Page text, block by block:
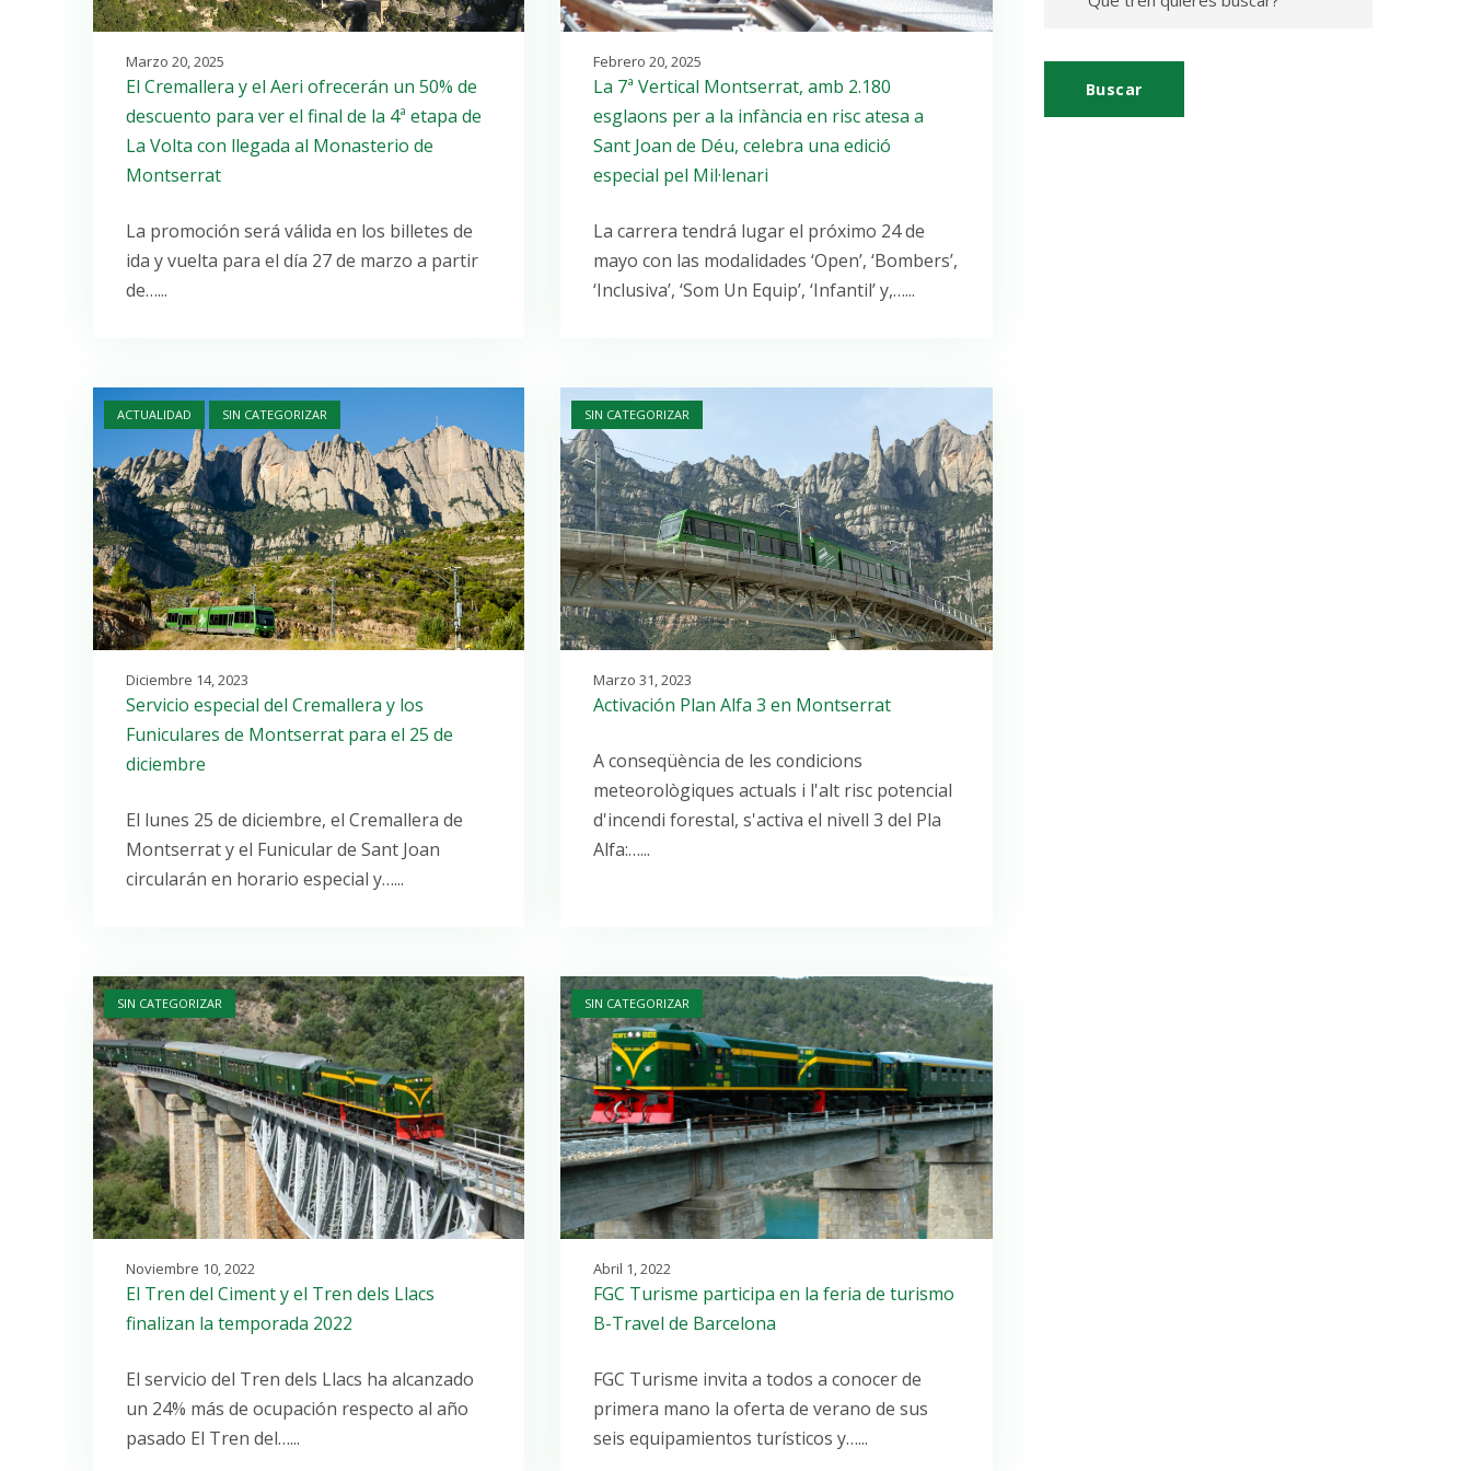
Marzo 20, 2025
El Cremallera y el Aeri ofrecerán un 50% de
descuento para ver el final de la 4ª etapa de
La Volta con llegada al Monasterio de
Montserrat
La promoción será válida en los billetes de
ida y vuelta para el día 27 de marzo a partir
de…...
Febrero 20, 2025
La 7ª Vertical Montserrat, amb 2.180
esglaons per a la infància en risc atesa a
Sant Joan de Déu, celebra una edició
especial pel Mil·lenari
La carrera tendrá lugar el próximo 24 de
mayo con las modalidades ‘Open’, ‘Bombers’,
‘Inclusiva’, ‘Som Un Equip’, ‘Infantil’ y,…...
ACTUALIDAD SIN CATEGORIZAR
Open post
Diciembre 14, 2023
Servicio especial del Cremallera y los
Funiculares de Montserrat para el 25 de
diciembre
El lunes 25 de diciembre, el Cremallera de
Montserrat y el Funicular de Sant Joan
circularán en horario especial y…...
SIN CATEGORIZAR
Open post
Marzo 31, 2023
Activación Plan Alfa 3 en Montserrat
A conseqüència de les condicions
meteorològiques actuals i l'alt risc potencial
d'incendi forestal, s'activa el nivell 3 del Pla
Alfa:…...
SIN CATEGORIZAR
Open post
Noviembre 10, 2022
El Tren del Ciment y el Tren dels Llacs
finalizan la temporada 2022
El servicio del Tren dels Llacs ha alcanzado
un 24% más de ocupación respecto al año
pasado El Tren del…...
SIN CATEGORIZAR
Open post
Abril 1, 2022
FGC Turisme participa en la feria de turismo
B-Travel de Barcelona
FGC Turisme invita a todos a conocer de
primera mano la oferta de verano de sus
seis equipamientos turísticos y…...